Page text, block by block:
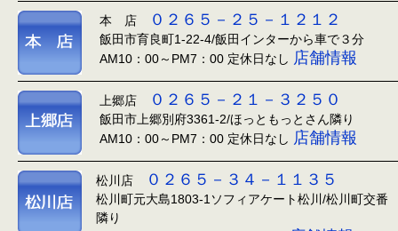
本 店 ０２６５－２５－１２１２
飯田市育良町1-22-4/飯田インターから車で３分
AM10：00～PM7：00 定休日なし 店舗情報
上郷店 ０２６５－２１－３２５０
飯田市上郷別府3361-2/ほっともっとさん隣り
AM10：00～PM7：00 定休日なし 店舗情報
松川店 ０２６５－３４－１１３５
松川町元大島1803-1ソフィアケート松川/松川町交番
隣り